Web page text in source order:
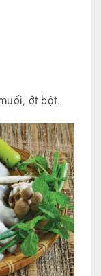
ớt bột.